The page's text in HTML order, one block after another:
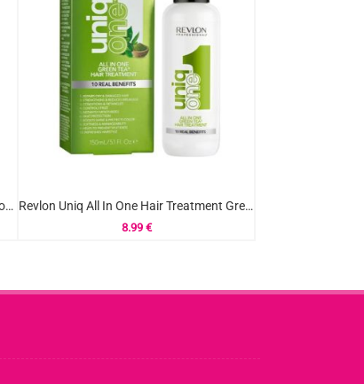
Revlon Uniq All In One Hair Treatment Flor de Loto 150ml Revlon Uniq All In One Hair Treatment Green Tea 150ml
8.99 €